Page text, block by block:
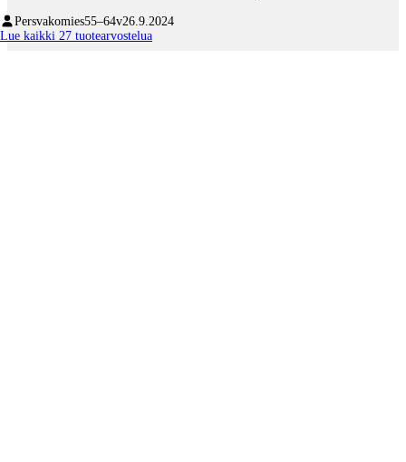
Persvakomies55–64v26.9.2024
Lue kaikki 27 tuotearvostelua